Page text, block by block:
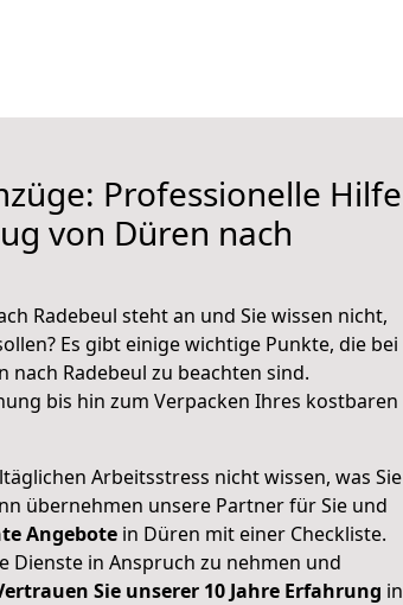
Professionelle Hilfe
von Düren nach
Radebeul steht an und Sie wissen nicht,
Es gibt einige wichtige Punkte, die bei
nach Radebeul zu beachten sind.
bis hin zum Verpacken Ihres kostbaren
Arbeitsstress nicht wissen, was Sie
übernehmen unsere Partner für Sie und
Angebote in Düren mit einer Checkliste.
Dienste in Anspruch zu nehmen und
Sie unserer 10 Jahre Erfahrung in